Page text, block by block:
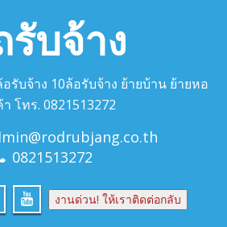
รับจ้าง
รับจ้าง 10ล้อรับจ้าง ย้ายบ้าน ย้ายหอ
โทร. 0821513272
0821513272
งานด่วน! ให้เราติดต่อกลับ